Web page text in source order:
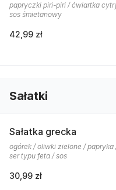
papryczki piri-piri / ćwiartka
sos śmietanowy
42,99 zł
Sałatki
Sałatka grecka
ogórek / oliwki zielone / papryka
ser typu feta / sos
30,99 zł